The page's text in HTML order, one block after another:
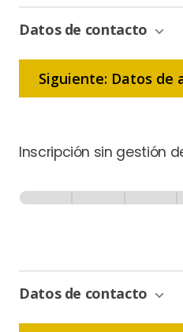
Datos de contacto
Siguiente: Datos de
Inscripción sin gestión
-
Bonificación
Datos de contacto